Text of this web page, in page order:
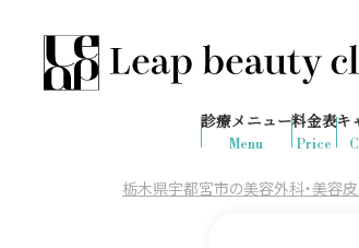
の予約が入りました
診療時
（
Menu
診療メニュー
Price
料金表キ
栃木県宇都宮市の美容外科・美容